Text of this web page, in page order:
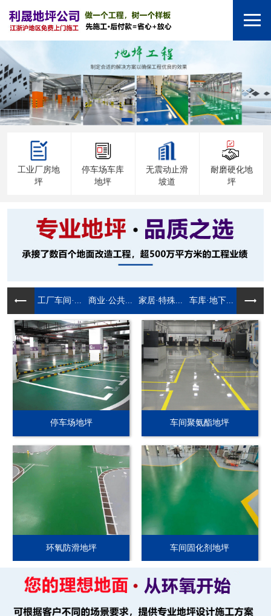
工业厂房地
坪
停车场车库
地坪
无震动止滑
坡道
耐磨硬化地
坪
工厂车间·... 商业·公共... 家居·特殊... 车库·地下...
停车场地坪 车间聚氨酯地坪
环氧防滑地坪 车间固化剂地坪